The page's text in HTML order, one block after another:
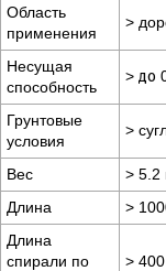
Область
применения
>
Несущая
способность
> до
Грунтовые
условия
>
Вес
> 5.2
Длина
>
Длина
спирали по
>